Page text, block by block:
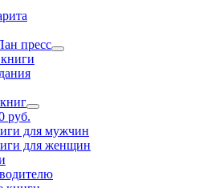
пресс
руб.
для мужчин
для женщин